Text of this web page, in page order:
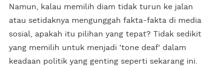
Namun, kalau memilih diam tidak turun ke jalan
atau setidaknya mengunggah fakta-fakta di media
sosial, apakah itu pilihan yang tepat? Tidak sedikit
yang memilih untuk menjadi 'tone deaf' dalam
keadaan politik yang genting seperti sekarang ini.